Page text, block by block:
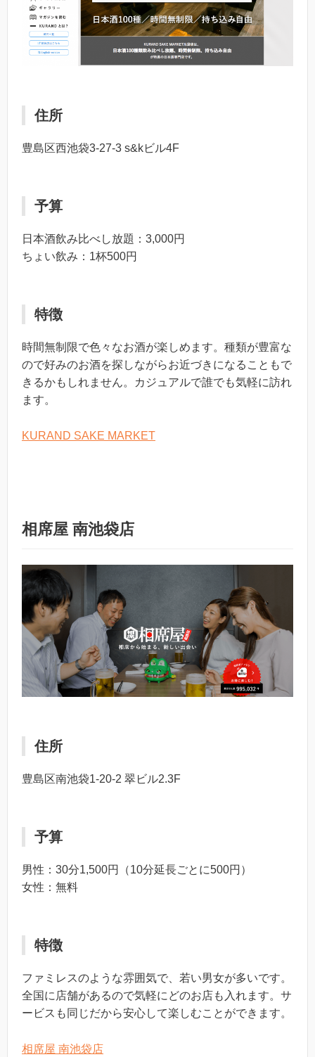
住所
豊島区西池袋3-27-3 s&kビル4F
予算
日本酒飲み比べし放題：3,000円
ちょい飲み：1杯500円
特徴
時間無制限で色々なお酒が楽しめます。種類が豊富な
ので好みのお酒を探しながらお近づきになることもで
きるかもしれません。カジュアルで誰でも気軽に訪れ
ます。
KURAND SAKE MARKET
相席屋 南池袋店
住所
豊島区南池袋1-20-2 翠ビル2.3F
予算
男性：30分1,500円（10分延長ごとに500円）
女性：無料
特徴
ファミレスのような雰囲気で、若い男女が多いです。
全国に店舗があるので気軽にどのお店も入れます。サ
ービスも同じだから安心して楽しむことができます。
相席屋 南池袋店